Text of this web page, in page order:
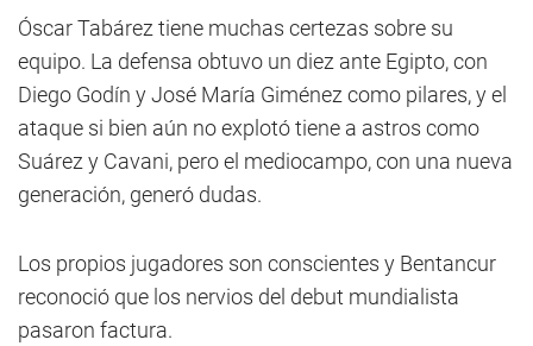
Óscar Tabárez tiene muchas certezas sobre su
equipo. La defensa obtuvo un diez ante Egipto, con
Diego Godín y José María Giménez como pilares, y el
ataque si bien aún no explotó tiene a astros como
Suárez y Cavani, pero el mediocampo, con una nueva
generación, generó dudas.
Los propios jugadores son conscientes y Bentancur
reconoció que los nervios del debut mundialista
pasaron factura.